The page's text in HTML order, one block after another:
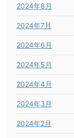
2024年8月
2024年7月
2024年6月
2024年5月
2024年4月
2024年3月
2024年2月